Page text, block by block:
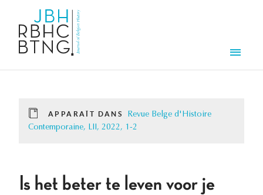
APPARAÎT DANS
Revue Belge d'Histoire
Contemporaine, LII, 2022, 1-2
Is het beter te leven voor je